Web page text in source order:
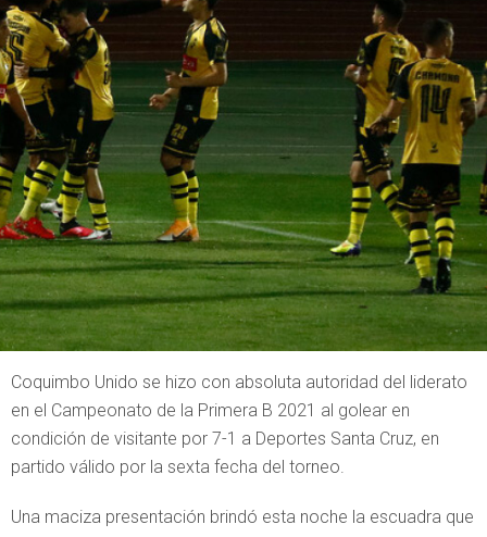
Coquimbo Unido se hizo con absoluta autoridad del liderato
en el Campeonato de la Primera B 2021 al golear en
condición de visitante por 7-1 a Deportes Santa Cruz, en
partido válido por la sexta fecha del torneo.
Una maciza presentación brindó esta noche la escuadra que